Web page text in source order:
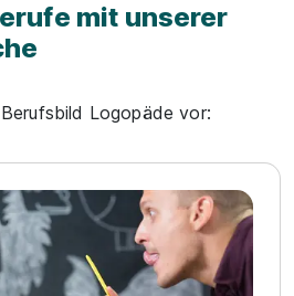
mit unserer
Logopäde vor: